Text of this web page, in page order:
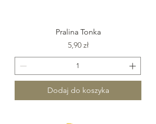
Pralina Tonka
Cena
5,90 zł
Dodaj do koszyka